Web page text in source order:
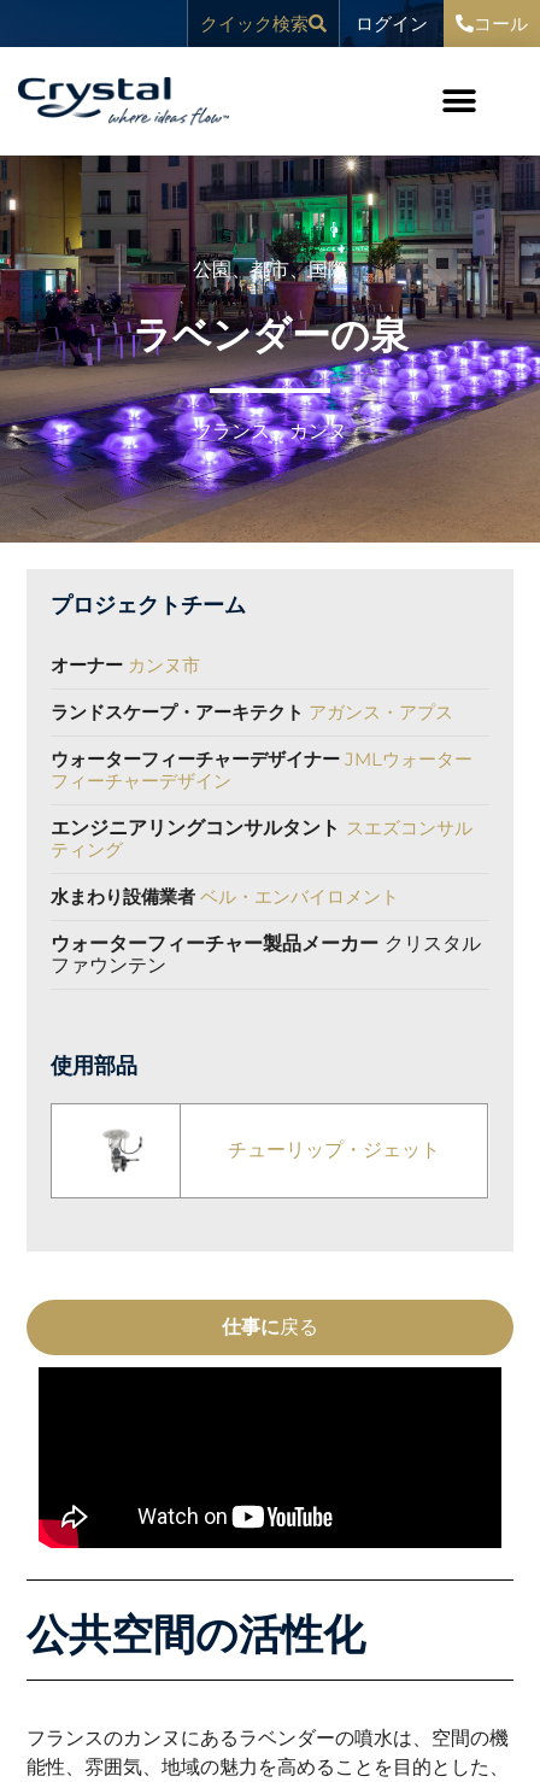
ッ
ス
キ
ッ
プ
クイック検索 ログイン コール
公園、都市、国際
ラベンダーの泉
フランス、カンヌ
プロジェクトチーム
オーナー カンヌ市
ランドスケープ・アーキテクト アガンス・アプス
ウォーターフィーチャーデザイナーJMLウォーター
フィーチャーデザイン
エンジニアリングコンサルタント スエズコンサル
ティング
水まわり設備業者ベル・エンバイロメント
ウォーターフィーチャー製品メーカー クリスタル
ファウンテン
使用部品
チューリップ・ジェット
仕事に戻る
公共空間の活性化
フランスのカンヌにあるラベンダーの噴水は、空間の機
能性、雰囲気、地域の魅力を高めることを目的とした、